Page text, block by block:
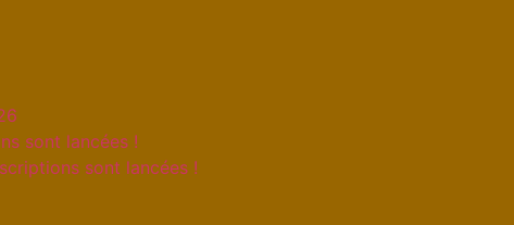
sont lancées !
sont lancées !